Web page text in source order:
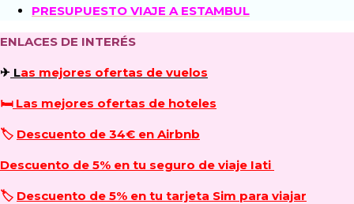
PRESUPUESTO VIAJE A ESTAMBUL
ENLACES DE INTERÉS
✈ Las mejores ofertas de vuelos
🛏Las mejores ofertas de hoteles
🏷️ Descuento de 34€ en Airbnb
Descuento de 5% en tu seguro de viaje Iati
🏷️ Descuento de 5% en tu tarjeta Sim para viajar